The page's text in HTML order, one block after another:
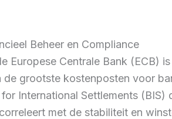
Beheer en Compliance
Europese Centrale Bank (ECB)
de grootste kostenposten voor
International Settlements (BIS)
met de stabiliteit en